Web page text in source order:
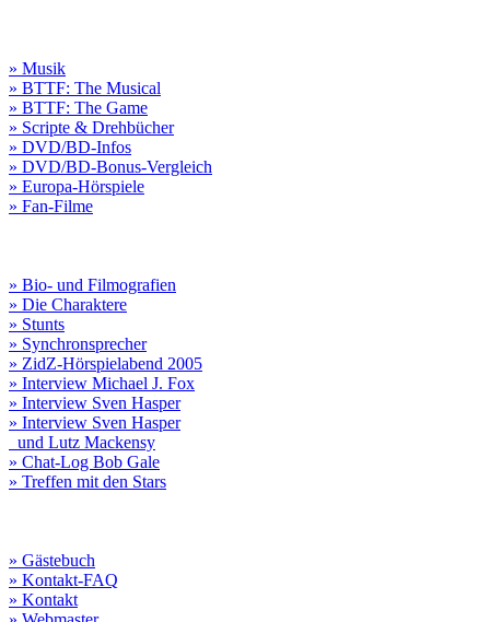
» Musik
» BTTF: The Musical
» BTTF: The Game
» Scripte & Drehbücher
» DVD/BD-Infos
» DVD/BD-Bonus-Vergleich
» Europa-Hörspiele
» Fan-Filme
» Bio- und Filmografien
» Die Charaktere
» Stunts
» Synchronsprecher
» ZidZ-Hörspielabend 2005
» Interview Michael J. Fox
» Interview Sven Hasper
» Interview Sven Hasper
und Lutz Mackensy
» Chat-Log Bob Gale
» Treffen mit den Stars
» Gästebuch
» Kontakt-FAQ
» Kontakt